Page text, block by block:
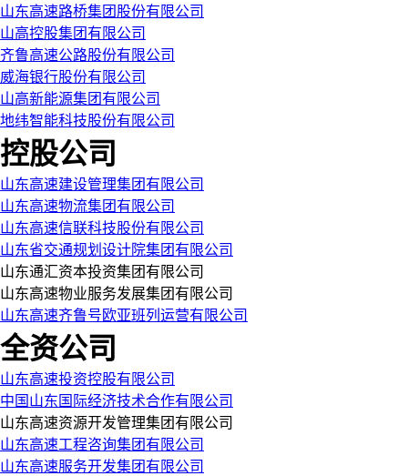
山东高速路桥集团股份有限公司
山高控股集团有限公司
齐鲁高速公路股份有限公司
威海银行股份有限公司
山高新能源集团有限公司
地纬智能科技股份有限公司
控股公司
山东高速建设管理集团有限公司
山东高速物流集团有限公司
山东高速信联科技股份有限公司
山东省交通规划设计院集团有限公司
山东通汇资本投资集团有限公司
山东高速物业服务发展集团有限公司
山东高速齐鲁号欧亚班列运营有限公司
全资公司
山东高速投资控股有限公司
中国山东国际经济技术合作有限公司
山东高速资源开发管理集团有限公司
山东高速工程咨询集团有限公司
山东高速服务开发集团有限公司